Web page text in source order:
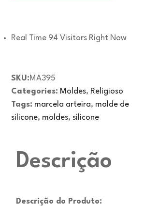
Real Time 94 Visitors Right Now
SKU:MA395
Categories: Moldes, Religioso
Tags: marcela arteira, molde de
silicone, moldes, silicone
Descrição
Descrição do Produto: